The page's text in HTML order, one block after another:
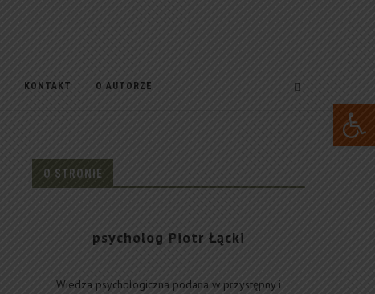
KONTAKT O AUTORZE
O STRONIE
psycholog Piotr Łącki
Wiedza psychologiczna podana w przystępny i